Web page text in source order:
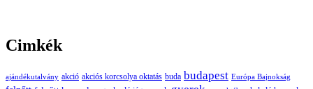
Cimkék
ajándékutalvány akció akciós korcsolya oktatás buda budapest Európa Bajnokság